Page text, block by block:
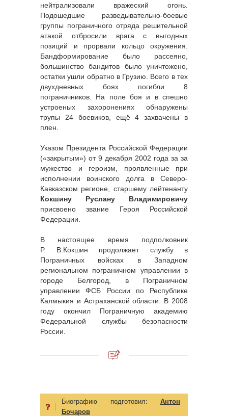
нейтрализовали вражеский огонь.
Подошедшие разведывательно-боевые
группы пограничного отряда решительной
атакой отбросили врага с выгодных
позиций и прорвали кольцо окружения.
Бандформирование было рассеяно,
большинство бандитов было уничтожено,
остатки ушли обратно в Грузию. Всего в тех
двухдневных боях погибли 8
пограничников. На поле боя и в спешно
устроеных захоронениях обнаружены
трупы 24 боевиков, ещё 4 захвачены в
плен.
Указом Президента Российской Федерации
(«закрытым») от 9 декабря 2002 года за за
мужество и героизм, проявленные при
исполнении воинского долга в Северо-
Кавказском регионе, старшему лейтенанту
Кокшину Руслану Владимировичу
присвоено звание Героя Российской
Федерации.
В настоящее время подполковник
Р. В.Кокшин продолжает службу в
Пограничных войсках в Западном
региональном пограничном управлении в
городе Белгород, в Пограничном
управлении ФСБ России по Республике
Калмыкия и Астраханской области. В 2008
году окончил Пограничную академию
Федеральной службы безопасности
России.
Биографию подготовил: Антон
Бочаров